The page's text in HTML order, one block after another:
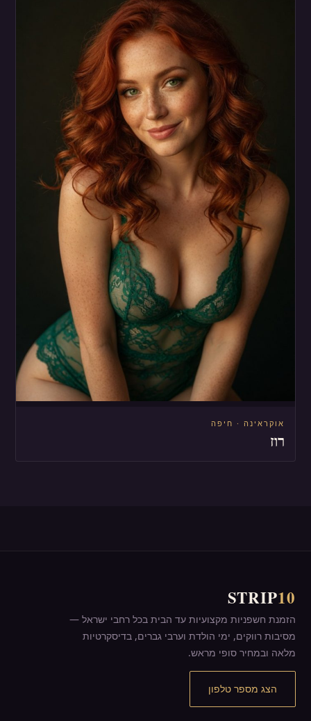
אוקראינה · חיפה
רוז
STRIP10
הזמנת חשפניות מקצועיות עד הבית בכל רחבי ישראל —
מסיבות רווקים, ימי הולדת וערבי גברים, בדיסקרטיות
מלאה ובמחיר סופי מראש.
הצג מספר טלפון